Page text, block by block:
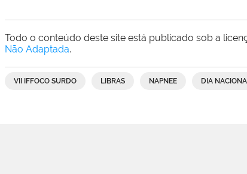
Todo o conteúdo deste site está publicado sob a
Não Adaptada.
VII IFFOCO SURDO LIBRAS NAPNEE DIA